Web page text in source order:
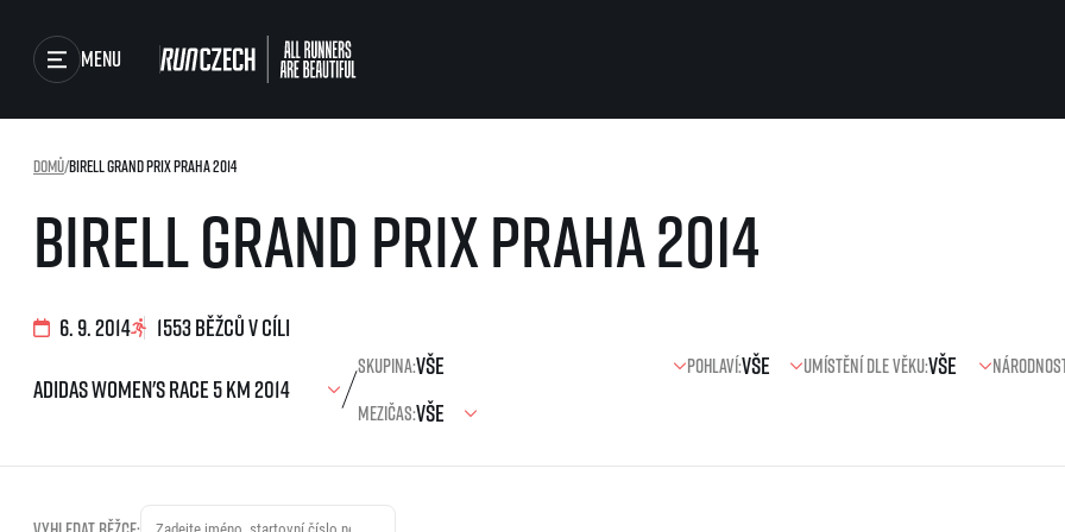
Menu
Závody
Výsledky
Foto & Video
RunCzech Store
Běžecká liga
O běžecké lize
projekt SuperHalfs
SuperHalfs FAQ
EuroHeroes
Pro závodníky
Pravidla a všeobecné informace
Reklamace výsledků
Pro veřejnost
Birell Grand Prix Praha 2014
Domů/Birell Grand Prix Praha 2014
6. 9. 2014 1553 běžců v cíli
Skupina: Pohlaví: Umístění dle věku:
Mezičas: